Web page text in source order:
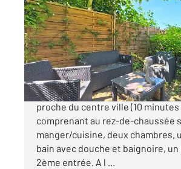
117,78 m , 7 pièces
Ref : 71493
Maison à vendre
169 000 €
Maison de ville ! Venez découvrir
proche du centre ville (10 minutes
comprenant au rez-de-chaussée
manger/cuisine, deux chambres,
bain avec douche et baignoire, un
2ème entrée. A l ...